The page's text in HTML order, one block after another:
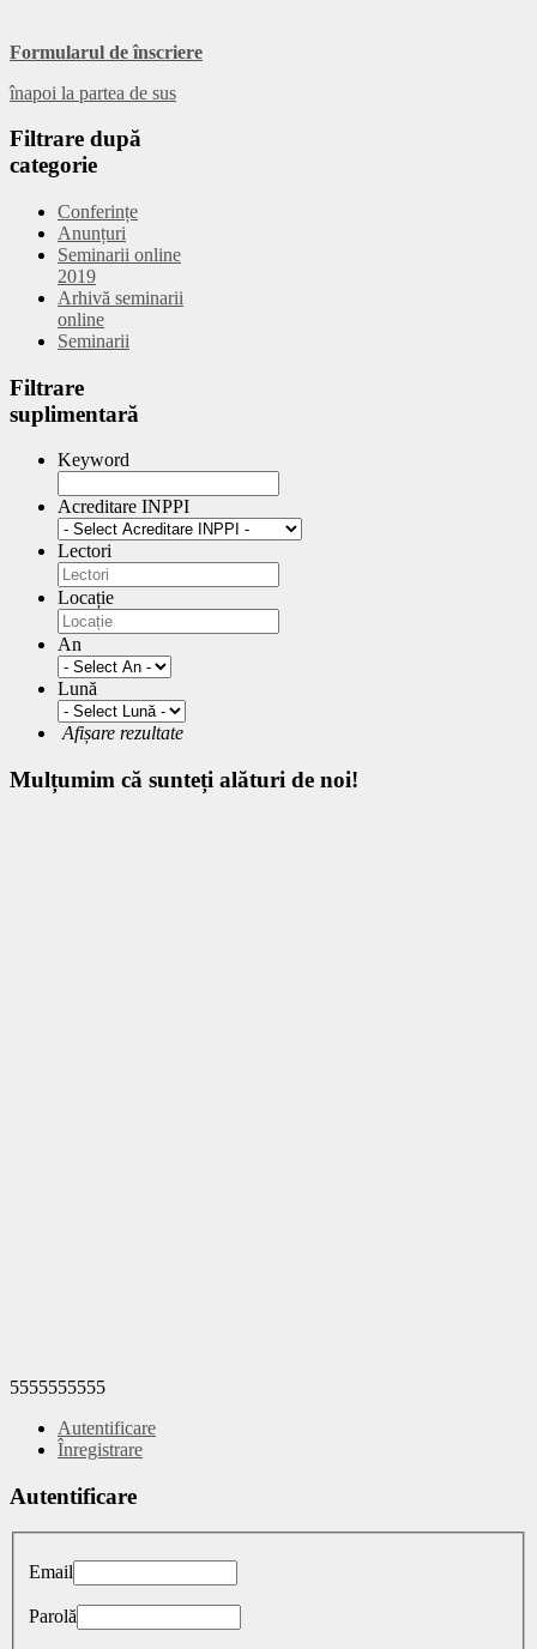
Formularul de înscriere
înapoi la partea de sus
Filtrare după
categorie
Conferințe
Anunțuri
Seminarii online
2019
Arhivă seminarii
online
Seminarii
Filtrare
suplimentară
Keyword
Acreditare INPPI
Lectori
Locație
An
Lună
Afișare rezultate
Mulțumim că sunteți alături de noi!
5555555555
Autentificare
Înregistrare
Autentificare
Email
Parolă